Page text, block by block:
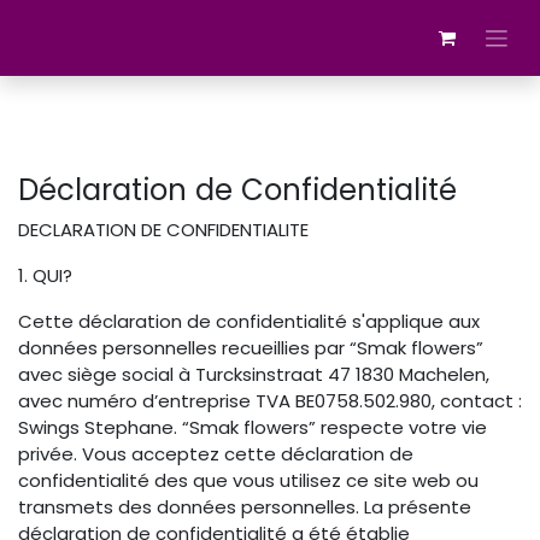
Déclaration de Confidentialité
DECLARATION DE CONFIDENTIALITE
1. QUI?
Cette déclaration de confidentialité s'applique aux
données personnelles recueillies par “Smak flowers”
avec siège social à Turcksinstraat 47 1830 Machelen,
avec numéro d’entreprise TVA BE0758.502.980, contact :
Swings Stephane. “Smak flowers” respecte votre vie
privée. Vous acceptez cette déclaration de
confidentialité des que vous utilisez ce site web ou
transmets des données personnelles. La présente
déclaration de confidentialité a été établie